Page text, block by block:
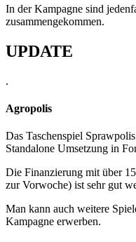
In der Kampagne sind
zusammengekommen.
UPDATE
.
Agropolis
Das Taschenspiel
Standalone Umsetzung in
Die Finanzierung mit über
zur Vorwoche) ist sehr gut
Man kann auch weitere
Kampagne erwerben.